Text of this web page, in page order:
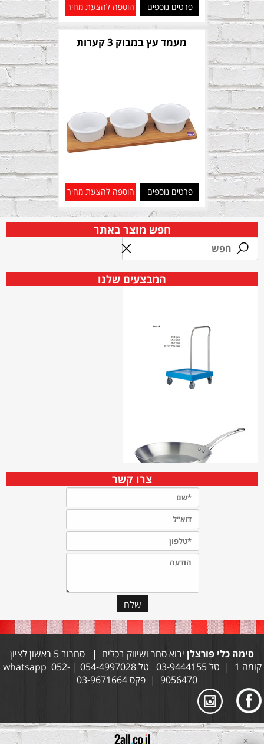
פרטים נוספים הוספה להצעת מחיר
מעמד עץ במבוק 3 קערות
פרטים נוספים הוספה להצעת מחיר
חפש מוצר באתר
המבצעים שלנו
צרו קשר
סימה כלי פורצלן
יבוא סחר ושיווק בכלים | סחרוב 5 ראשון לציון
קומה 1 | טל 03-9444155 טל 054-4997028 | whatsapp 052-
9056470 | פקס 03-9671664
✕